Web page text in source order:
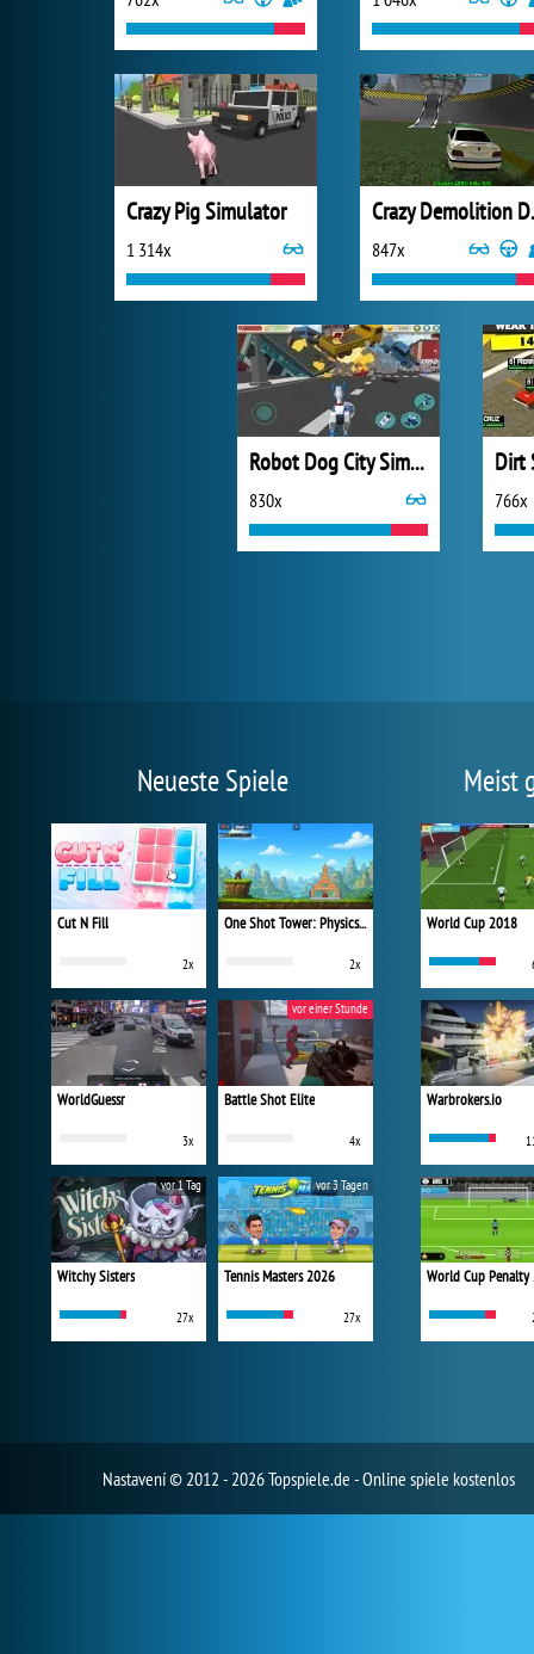
Crazy Pig Simulator
1 314x 847x
Robot Dog City Simulator
830x
Dirt
766x
Neueste Spiele
Cut N Fill
2x
One Shot Tower: Physics Destroyer
2x
WorldGuessr
3x
Battle Shot Elite
4x
vor einer Stunde
Witchy Sisters
27x
vor 1 Tag
Tennis Masters 2026
27x
vor 3 Tagen
Meist
World Cup 2018
Warbrokers.io
World Cup
Nastavení© 2012 - 2026 Topspiele.de - Online spiele kostenlos